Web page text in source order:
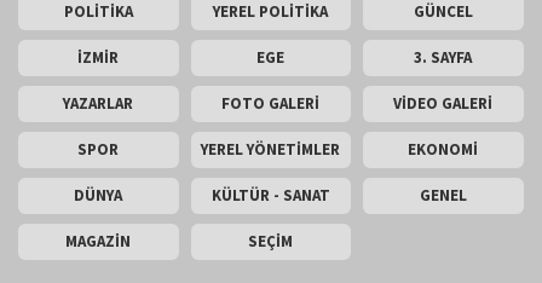
POLİTİKA YEREL POLİTİKA GÜNCEL
İZMİR EGE 3. SAYFA
YAZARLAR FOTO GALERİ VİDEO GALERİ
SPOR YEREL YÖNETİMLER EKONOMİ
DÜNYA KÜLTÜR - SANAT GENEL
MAGAZİN SEÇİM